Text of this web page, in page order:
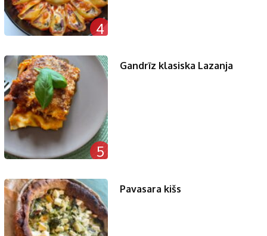
4
5
Gandrīz klasiska Lazanja
Pavasara kišs